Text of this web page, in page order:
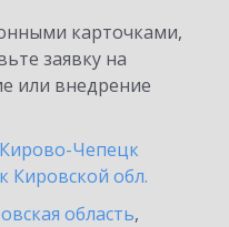
карточками,
заявку на
или внедрение
Кирово-Чепецк
Кировской обл.
область,